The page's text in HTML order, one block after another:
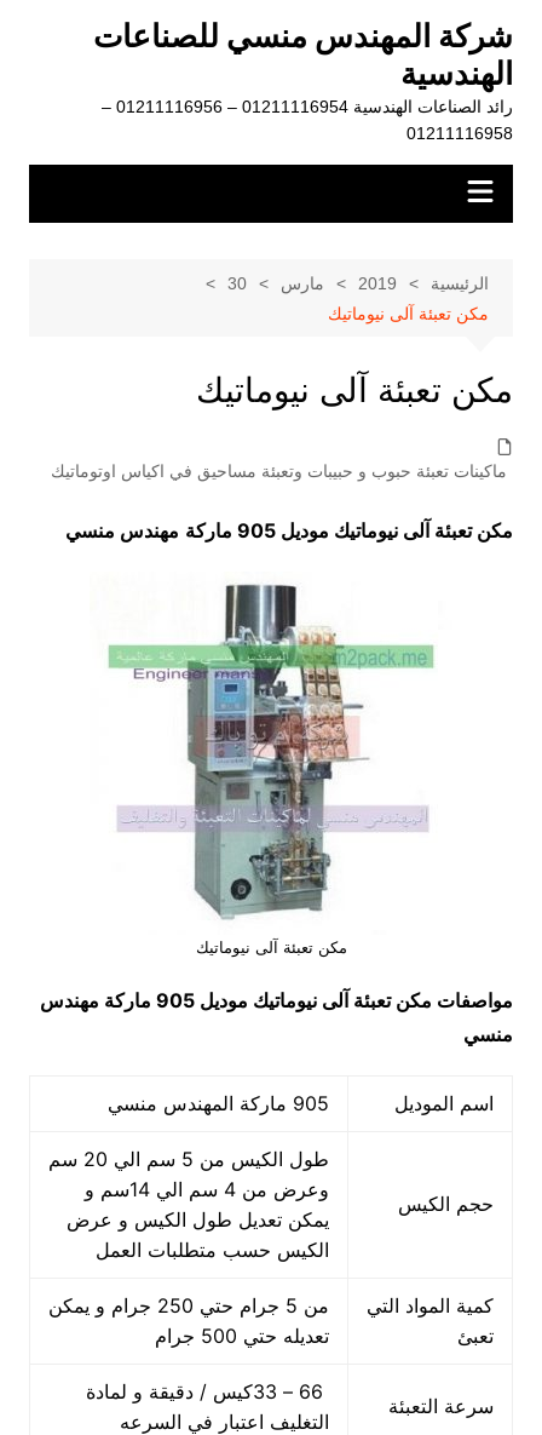
المحتوى
شركة المهندس منسي للصناعات
الهندسية
رائد الصناعات الهندسية 01211116954 – 01211116956 –
01211116958
الرئيسية 2019 مارس
30
مكن تعبئة آلى نيوماتيك
مكن تعبئة آلى نيوماتيك
ماكينات تعبئة حبوب و حبيبات وتعبئة مساحيق في اكياس اوتوماتيك
مكن تعبئة آلى نيوماتيك موديل 905 ماركة مهندس منسي
مكن تعبئة آلى نيوماتيك
مواصفات مكن تعبئة آلى نيوماتيك
موديل 905 ماركة مهندس
منسي
اسم الموديل 905 ماركة المهندس منسي
حجم الكيس
طول الكيس من 5 سم الي 20 سم
وعرض من 4 سم الي 14سم و
يمكن تعديل طول الكيس و عرض
الكيس حسب متطلبات العمل
كمية المواد التي
تعبئ
من 5 جرام حتي 250 جرام و يمكن
تعديله حتي 500 جرام
سرعة التعبئة
66 – 33كيس / دقيقة و لمادة
التغليف اعتبار في السرعه